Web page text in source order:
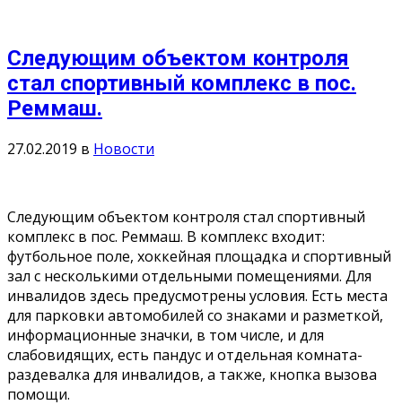
Следующим объектом контроля
стал спортивный комплекс в пос.
Реммаш.
27.02.2019 в Новости
Следующим объектом контроля стал спортивный
комплекс в пос. Реммаш. В комплекс входит:
футбольное поле, хоккейная площадка и спортивный
зал с несколькими отдельными помещениями. Для
инвалидов здесь предусмотрены условия. Есть места
для парковки автомобилей со знаками и разметкой,
информационные значки, в том числе, и для
слабовидящих, есть пандус и отдельная комната-
раздевалка для инвалидов, а также, кнопка вызова
помощи.